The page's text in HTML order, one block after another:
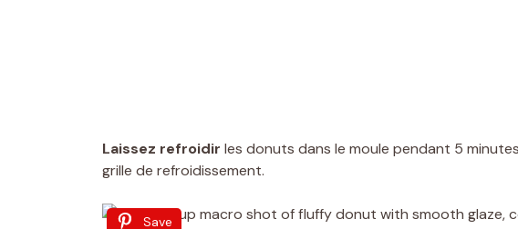
Laissez refroidir les donuts dans le moule pendant 5
grille de refroidissement.
Save